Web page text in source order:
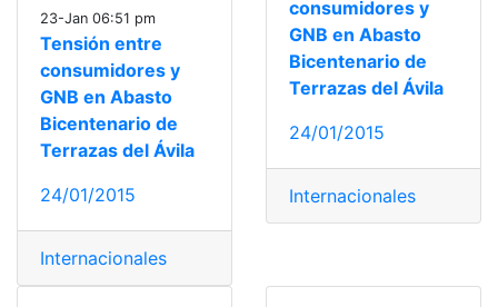
23-Jan 06:51 pm
Tensión entre
consumidores y
GNB en Abasto
Bicentenario de
Terrazas del Ávila
24/01/2015
Internacionales
consumidores y
GNB en Abasto
Bicentenario de
Terrazas del Ávila
24/01/2015
Internacionales